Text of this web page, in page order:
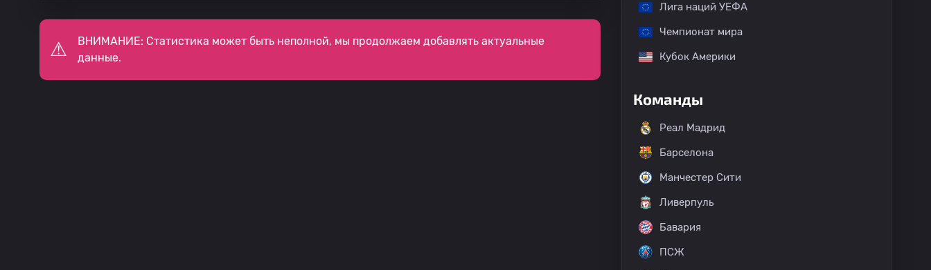
ВНИМАНИЕ: Статистика может быть неполной, мы продолжаем добавлять актуальные
данные.
Лига наций УЕФА
Чемпионат мира
Кубок Америки
Команды
Реал Мадрид
Барселона
Манчестер Сити
Ливерпуль
Бавария
ПСЖ